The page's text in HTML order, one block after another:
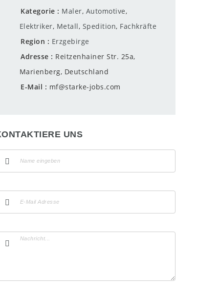
Kategorie Maler, Automotive,
Elektriker, Metall, Spedition, Fachkräfte
Region
Erzgebirge
Adresse
Reitzenhainer Str. 25a,
Marienberg, Deutschland
E-Mail
mf@starke-jobs.com
UNS